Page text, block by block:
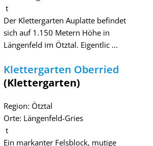
t
Der Klettergarten Auplatte befindet
sich auf 1.150 Metern Höhe in
Längenfeld im Ötztal. Eigentlic ...
Klettergarten Oberried
(Klettergarten)
Region: Ötztal
Orte: Längenfeld-Gries
t
Ein markanter Felsblock, mutige